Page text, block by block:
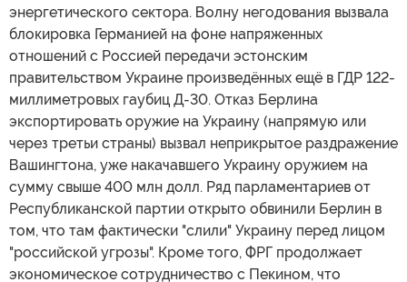
энергетического сектора. Волну негодования вызвала
блокировка Германией на фоне напряженных
отношений с Россией передачи эстонским
правительством Украине произведённых ещё в ГДР 122-
миллиметровых гаубиц Д-30. Отказ Берлина
экспортировать оружие на Украину (напрямую или
через третьи страны) вызвал неприкрытое раздражение
Вашингтона, уже накачавшего Украину оружием на
сумму свыше 400 млн долл. Ряд парламентариев от
Республиканской партии открыто обвинили Берлин в
том, что там фактически "слили" Украину перед лицом
"российской угрозы". Кроме того, ФРГ продолжает
экономическое сотрудничество с Пекином, что